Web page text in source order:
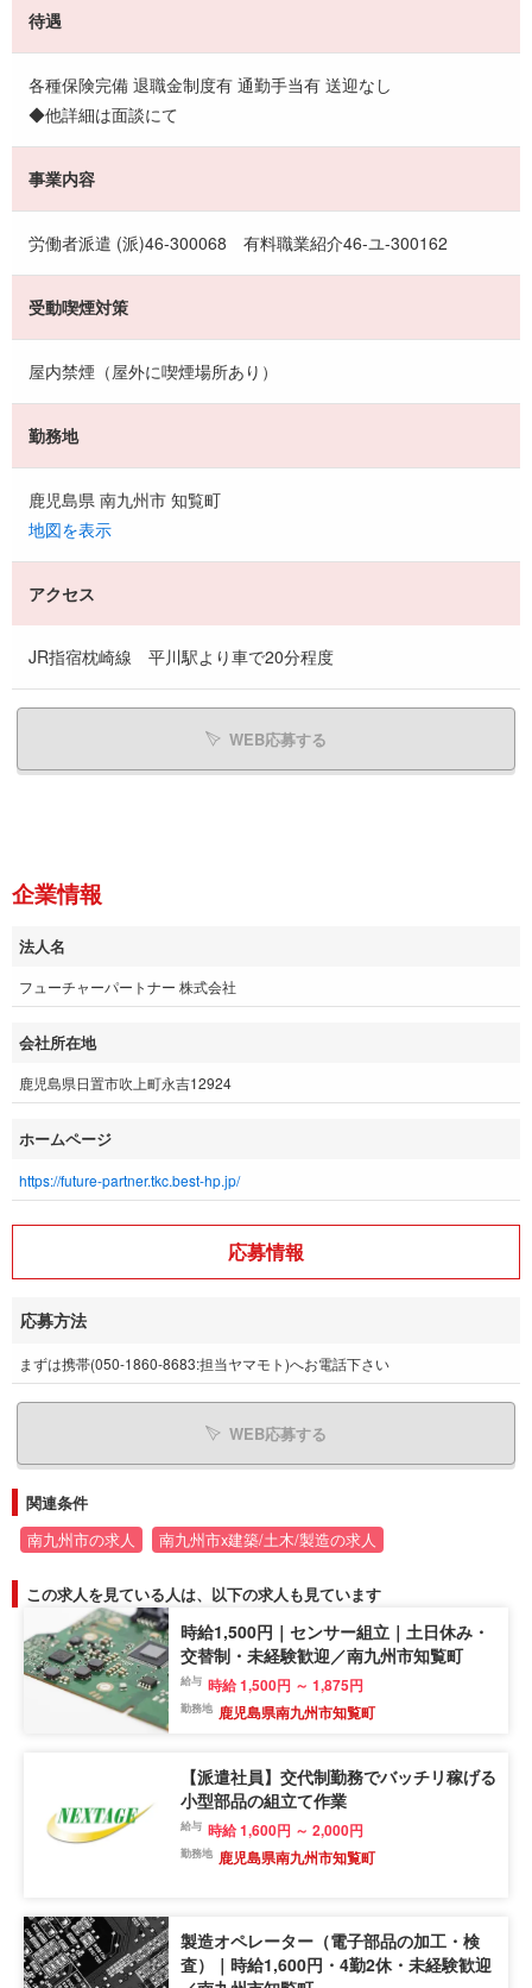
待遇
各種保険完備 退職金制度有 通勤手当有 送迎なし
◆他詳細は面談にて
事業内容
労働者派遣 (派)46-300068 有料職業紹介46-ユ-300162
受動喫煙対策
屋内禁煙（屋外に喫煙場所あり）
勤務地
鹿児島県 南九州市 知覧町
地図を表示
アクセス
JR指宿枕崎線 平川駅より車で20分程度
WEB応募する
企業情報
法人名
フューチャーパートナー 株式会社
会社所在地
鹿児島県日置市吹上町永吉12924
ホームページ
https://future-partner.tkc.best-hp.jp/
応募情報
応募方法
まずは携帯(050-1860-8683:担当ヤマモト)へお電話下さい
WEB応募する
関連条件
南九州市の求人 南九州市x建築/土木/製造の求人
この求人を見ている人は、以下の求人も見ています
時給1,500円｜センサー組立｜土日休み・
交替制・未経験歓迎／南九州市知覧町
給与 時給 1,500円 ～ 1,875円
勤務地 鹿児島県南九州市知覧町
【派遣社員】交代制勤務でバッチリ稼げる
小型部品の組立て作業
給与 時給 1,600円 ～ 2,000円
勤務地 鹿児島県南九州市知覧町
製造オペレーター（電子部品の加工・検
査）｜時給1,600円・4勤2休・未経験歓迎